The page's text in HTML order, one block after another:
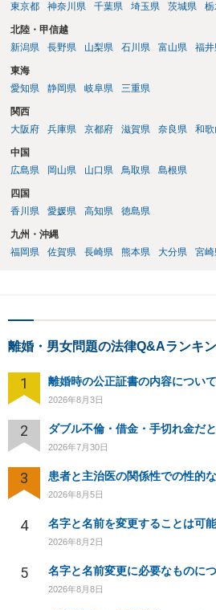
東京都
神奈川県 千葉県 埼玉県 茨城県
北陸・甲信越
新潟県
長野県 山梨県 石川県 富山県 福井
東海
愛知県
静岡県 岐阜県 三重県
関西
大阪府
兵庫県 京都府 滋賀県 奈良県 和
中国
広島県
岡山県 山口県 鳥取県 島根県
四国
香川県
愛媛県 高知県 徳島県
九州・沖縄
福岡県
佐賀県 長崎県 熊本県 大分県 宮崎
離婚・男女問題の法律Q&Aランキ
1 離婚時の公正証書の内容について
2026年8月3日
2
2026年7月30日
3 患者と主治医の関係性での性的
2026年8月5日
4 名字と名前を変更することは可
2026年8月2日
5 名字と名前変更に必要なものに
2026年8月8日